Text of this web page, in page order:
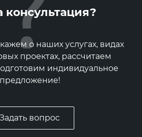
консультация?
о наших услугах, видах
проектах, рассчитаем
индивидуальное
предложение!
Задать вопрос